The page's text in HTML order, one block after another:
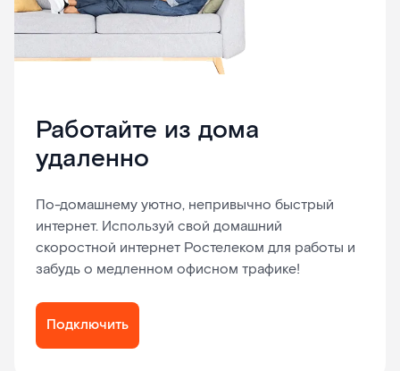
Работайте из дома
удаленно
По-домашнему уютно, непривычно быстрый
интернет. Используй свой домашний
скоростной интернет Ростелеком для работы и
забудь о медленном офисном трафике!
Подключить